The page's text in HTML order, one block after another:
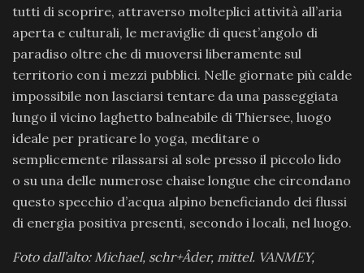
tutti di scoprire, attraverso molteplici attività all’aria
aperta e culturali, le meraviglie di quest’angolo di
paradiso oltre che di muoversi liberamente sul
territorio con i mezzi pubblici. Nelle giornate più calde
impossibile non lasciarsi tentare da una passeggiata
lungo il vicino laghetto balneabile di Thiersee, luogo
ideale per praticare lo yoga, meditare o
semplicemente rilassarsi al sole presso il piccolo lido
o su una delle numerose chaise longue che circondano
questo specchio d’acqua alpino beneficiando dei flussi
di energia positiva presenti, secondo i locali, nel luogo.
Foto dall’alto: Michael, schr+Âder, mittel. VANMEY,